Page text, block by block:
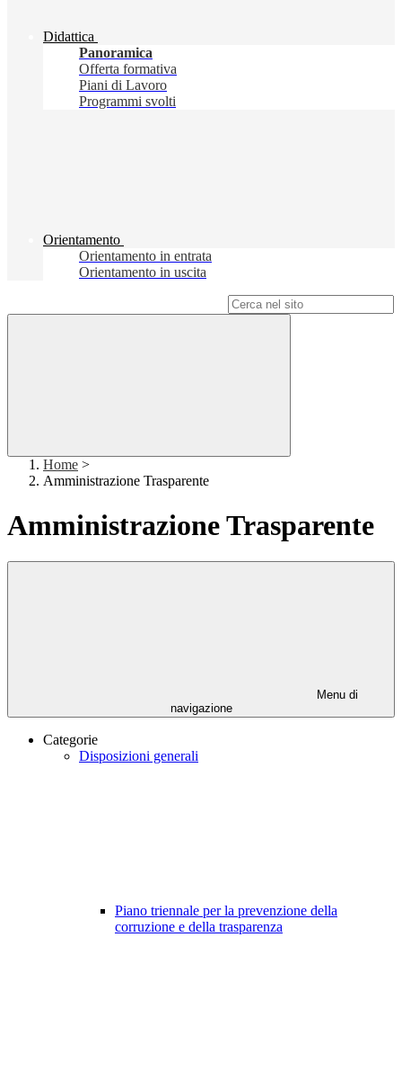
Didattica
Panoramica
Offerta formativa
Piani di Lavoro
Programmi svolti
Orientamento
Orientamento in entrata
Orientamento in uscita
Home >
Amministrazione Trasparente
Amministrazione Trasparente
Menu di
navigazione
Categorie
Disposizioni generali
Piano triennale per la prevenzione della
corruzione e della trasparenza